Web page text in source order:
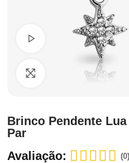
Ver Vídeo
Clique para
Brinco Pendente
Par
Avaliação:
(0)